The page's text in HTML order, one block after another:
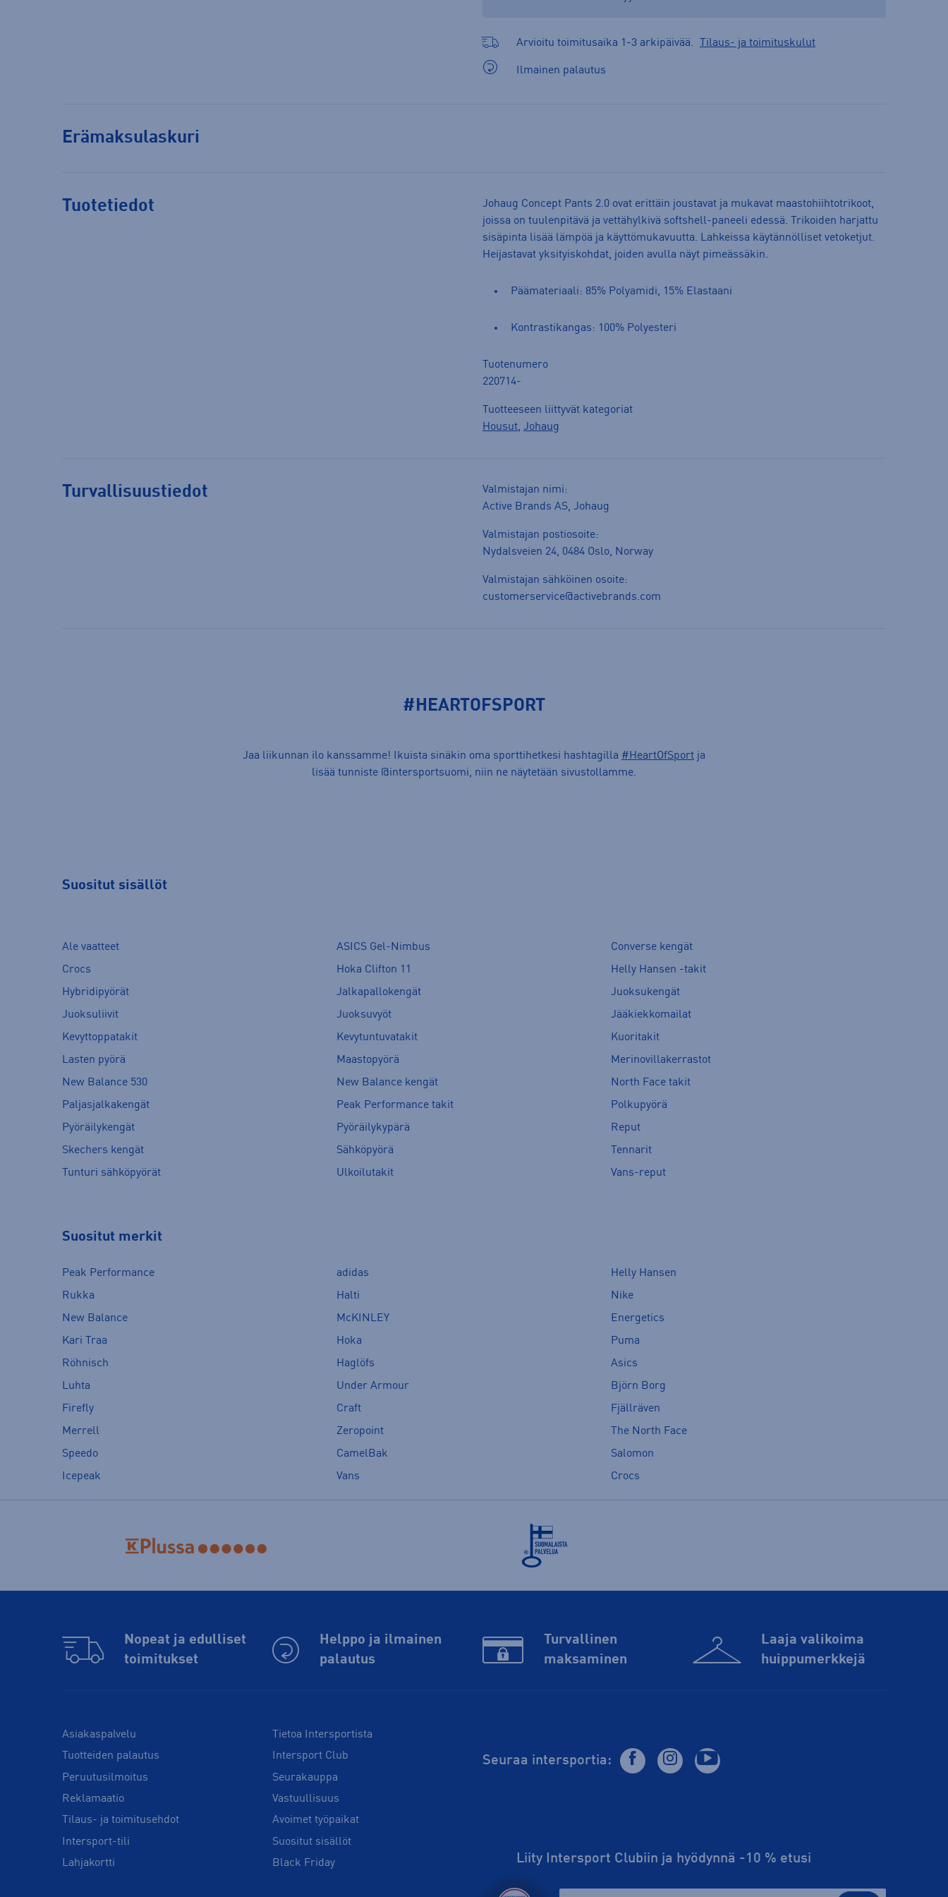
Arvioitu toimitusaika 1-3 arkipäivää. Tilaus- ja toimituskulut
Ilmainen palautus
Erämaksulaskuri
Tuotetiedot
Johaug Concept Pants 2.0 ovat erittäin joustavat ja mukavat maastohiihtotrikoot,
joissa on tuulenpitävä ja vettähylkivä softshell-paneeli edessä. Trikoiden harjattu
sisäpinta lisää lämpöä ja käyttömukavuutta. Lahkeissa käytännölliset vetoketjut.
Heijastavat yksityiskohdat, joiden avulla näyt pimeässäkin.
Päämateriaali: 85% Polyamidi, 15% Elastaani
Kontrastikangas: 100% Polyesteri
Tuotenumero
220714-
Tuotteeseen liittyvät kategoriat
Housut, Johaug
Turvallisuustiedot
Valmistajan nimi:
Active Brands AS, Johaug
Valmistajan postiosoite:
Nydalsveien 24, 0484 Oslo, Norway
Valmistajan sähköinen osoite:
customerservice@activebrands.com
#HEARTOFSPORT
Jaa liikunnan ilo kanssamme! Ikuista sinäkin oma sporttihetkesi hashtagilla #HeartOfSport ja
lisää tunniste @intersportsuomi, niin ne näytetään sivustollamme.
Suositut sisällöt
Ale vaatteet ASICS Gel-Nimbus
Converse kengät
Crocs
Hoka Clifton 11
Helly Hansen -takit
Hybridipyörät
Jalkapallokengät
Juoksukengät
Juoksuliivit
Juoksuvyöt
Jääkiekkomailat
Kevyttoppatakit
Kevytuntuvatakit
Kuoritakit
Lasten pyörä
Maastopyörä
Merinovillakerrastot
New Balance 530
New Balance kengät
North Face takit
Paljasjalkakengät
Peak Performance takit
Polkupyörä
Pyöräilykengät
Pyöräilykypärä
Reput
Skechers kengät
Sähköpyörä
Tennarit
Tunturi sähköpyörät
Ulkoilutakit Vans-reput
Suositut merkit
Peak Performance adidas
Helly Hansen
Rukka
Halti
Nike
New Balance
McKINLEY
Energetics
Kari Traa
Hoka
Puma
Röhnisch
Haglöfs
Asics
Luhta
Under Armour
Björn Borg
Firefly
Craft
Fjällräven
Merrell
Zeropoint
The North Face
Speedo
CamelBak
Salomon
Icepeak
Vans Crocs
Nopeat ja edulliset
toimitukset
Helppo ja ilmainen
palautus
Turvallinen
maksaminen
Laaja valikoima
huippu­merkkejä
Asiakaspalvelu
Tuotteiden palautus
Peruutusilmoitus
Reklamaatio
Tilaus- ja toimitusehdot
Intersport-tili
Lahjakortti
Tietoa Intersportista
Intersport Club
Seurakauppa
Vastuullisuus
Avoimet työpaikat
Suositut sisällöt
Black Friday
Seuraa intersportia:
Liity Intersport Clubiin ja hyödynnä -10 % etusi